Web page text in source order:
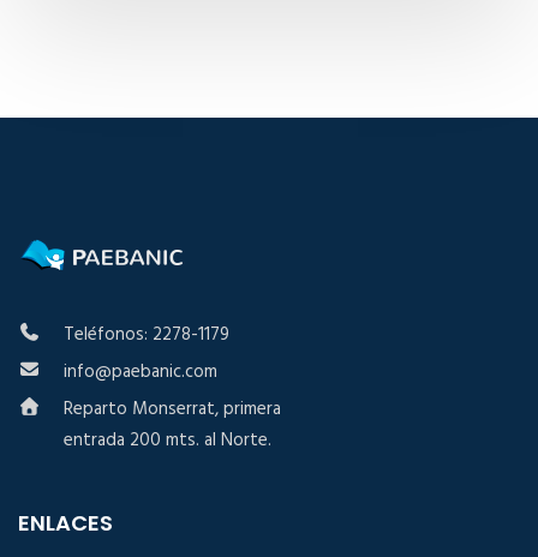
Teléfonos: 2278-1179
info@paebanic.com
Reparto Monserrat, primera
entrada 200 mts. al Norte.
ENLACES